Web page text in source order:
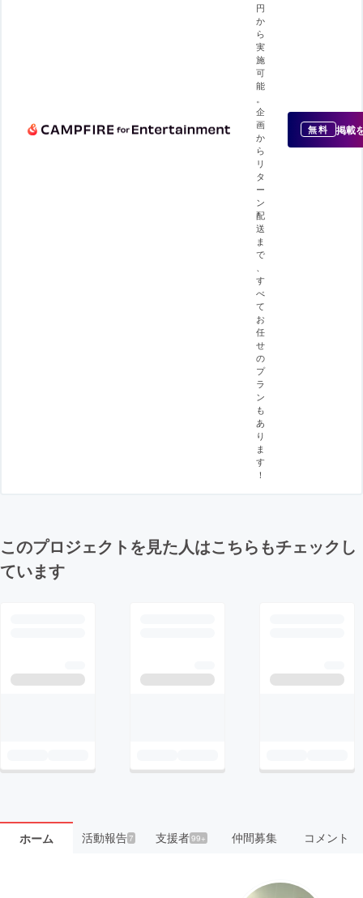
円
か
ら
実
施
可
能
企
画
か
ら
リ
タ
ー
ン
配
送
ま
で
す
べ
て
お
任
せ
の
プ
ラ
ン
も
あ
り
ま
す
！
無料 掲載
このプロジェクトを見た人はこちらもチェックし
ています
ホーム 活動報告7 支援者99+ 仲間募集 コメント